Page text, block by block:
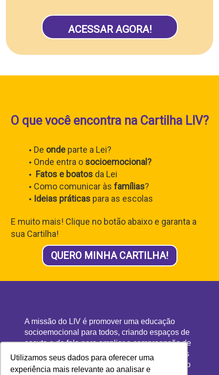
Utilizamos seus dados para oferecer uma
experiência mais relevante ao analisar e
ACESSAR AGORA!
O que você encontra na Cartilha LIV?
De onde parte a Lei?
Onde entra o socioemocional?
Fatos e boatos da Lei
Como comunicar às famílias?
Ideias práticas para as escolas
E muito mais! Clique no botão abaixo e garanta a
sua Cartilha!
QUERO MINHA CARTILHA!
A missão do LIV é promover uma educação
socioemocional para todos, criando espaços de
escuta e de fala para ampliar a compreensão de
si, do outro e do mundo. Presente hoje em mais
de 600 escolas e com mais de 500 mil alunos, o